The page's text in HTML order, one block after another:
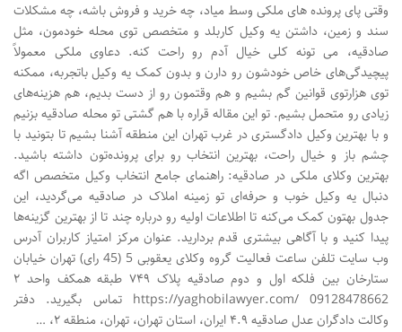
وقتی پای پرونده های ملکی وسط میاد، چه خرید و فروش باشه، چه مشکلات
سند و زمین، داشتن یه وکیل کاربلد و متخصص توی محله خودمون، مثل
صادقیه، می تونه کلی خیال آدم رو راحت کنه. دعاوی ملکی معمولاً
پیچیدگی‌های خاص خودشون رو دارن و بدون کمک یه وکیل باتجربه، ممکنه
توی هزارتوی قوانین گم بشیم و هم وقتمون رو از دست بدیم، هم هزینه‌های
زیادی رو متحمل بشیم. تو این مقاله قراره با هم گشتی تو محله صادقیه بزنیم
و با بهترین وکیل دادگستری در غرب تهران این منطقه آشنا بشیم تا بتونید با
چشم باز و خیال راحت، بهترین انتخاب رو برای پرونده‌تون داشته باشید.
بهترین وکلای ملکی در صادقیه: راهنمای جامع انتخاب وکیل متخصص اگه
دنبال یه وکیل خوب و حرفه‌ای تو زمینه املاک در صادقیه می‌گردید، این
جدول بهتون کمک می‌کنه تا اطلاعات اولیه رو درباره چند تا از بهترین گزینه‌ها
پیدا کنید و با آگاهی بیشتری قدم بردارید. عنوان مرکز امتیاز کاربران آدرس
وب سایت تلفن ساعت فعالیت گروه وکلای یعقوبی 5 (45 رای) تهران خیابان
ستارخان بین فلکه اول و دوم صادقیه پلاک ۷۴۹ طبقه همکف واحد ۲
https://yaghobilawyer.com/ 09128478662 تماس بگیرید. دفتر
وکالت دادگران عدل صادقیه ۴.۹ ایران، استان تهران، تهران، منطقه ۲، …